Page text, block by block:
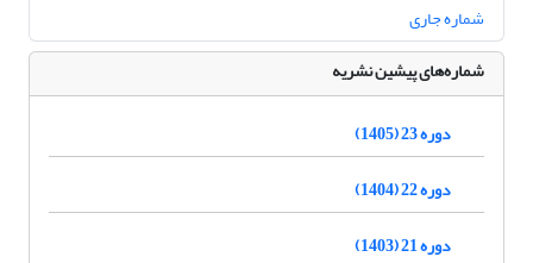
شماره جاری
شماره‌های پیشین نشریه
دوره 23 (1405)
دوره 22 (1404)
دوره 21 (1403)